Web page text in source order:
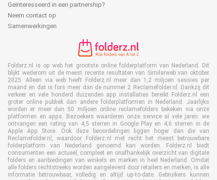
Geïnteresseerd in een partnership?
Neem contact op
Samenwerkingen
Folderz.nl is op web het grootste online folderplatform van Nederland. Dit
blijkt wederom uit de meest recente resultaten van Similarweb van oktober
2025. Alleen via web heeft Folderz.nl meer dan 1,2 miljoen sessies per
maand en dat is fors meer dan de nummer 2 Reclamefolder.nl. Dankzij dit
verkeer en vele honderd duizenden app installaties bereikt Folderz.nl een
groter online publiek dan andere folderplatformen in Nederland. Jaarlijks
worden er meer dan 50 miljoen online reclamefolders bekeken via onze
platformen en apps. Bezoekers waarderen onze service al vele jaren: we
ontvangen een rating van 4,5 sterren in Google Play en 4,6 sterren in de
Apple App Store. Ook deze beoordelingen liggen hoger dan die van
Reclamefolder.nl, waardoor Folderz.nl met recht het meest betrouwbare
folderplatform van Nederland genoemd kan worden. Folderz.nl biedt
consumenten een actueel, compleet en onafhankelijk overzicht van digitale
folders en aanbiedingen van winkels en merken in heel Nederland. Omdat
alle folders rechtstreeks worden aangeleverd door retailers en merken, is alle
informatie betrouwbaar, volledig en altijd up-to-date. Gebruikers kunnen